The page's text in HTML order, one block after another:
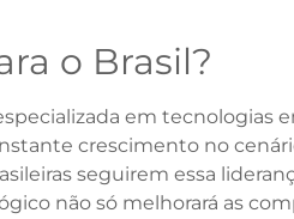
o Brasil?
em tecnologias
crescimento no
seguirem essa
não só melhorará as